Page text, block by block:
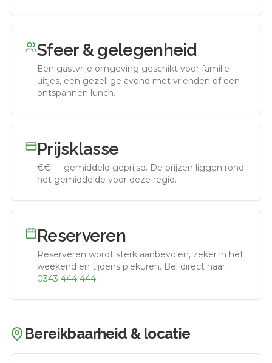
Sfeer & gelegenheid
Een gastvrije omgeving geschikt voor familie-
uitjes, een gezellige avond met vrienden of een
ontspannen lunch.
Prijsklasse
€€ — gemiddeld geprijsd. De prijzen liggen rond
het gemiddelde voor deze regio.
Reserveren
Reserveren wordt sterk aanbevolen, zeker in het
weekend en tijdens piekuren. Bel direct naar
0343 444 444.
Bereikbaarheid & locatie